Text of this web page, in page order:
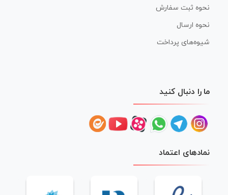
نحوه ثبت سفارش
نحوه ارسال
شیوه‌های پرداخت
ما را دنبال کنید
نمادهای اعتماد